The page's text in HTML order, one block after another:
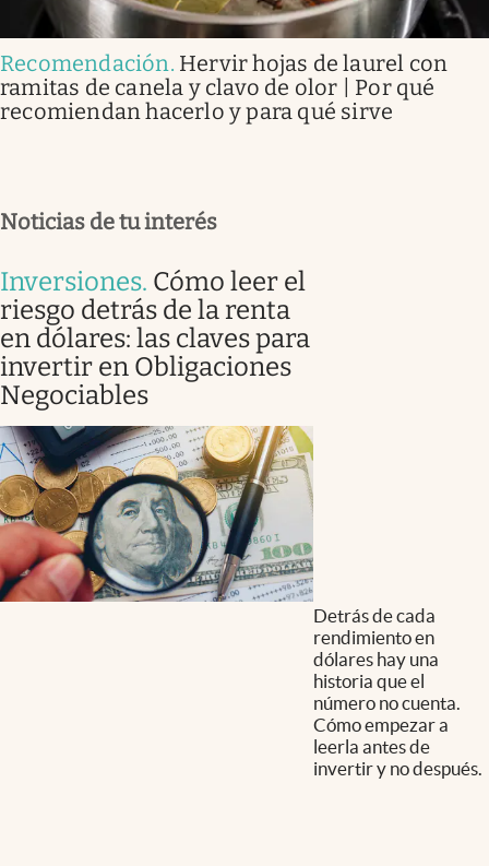
Recomendación. Hervir hojas de laurel con
ramitas de canela y clavo de olor | Por qué
recomiendan hacerlo y para qué sirve
Noticias de tu interés
Inversiones. Cómo leer el
riesgo detrás de la renta
en dólares: las claves para
invertir en Obligaciones
Negociables
Detrás de cada
rendimiento en
dólares hay una
historia que el
número no cuenta.
Cómo empezar a
leerla antes de
invertir y no después.